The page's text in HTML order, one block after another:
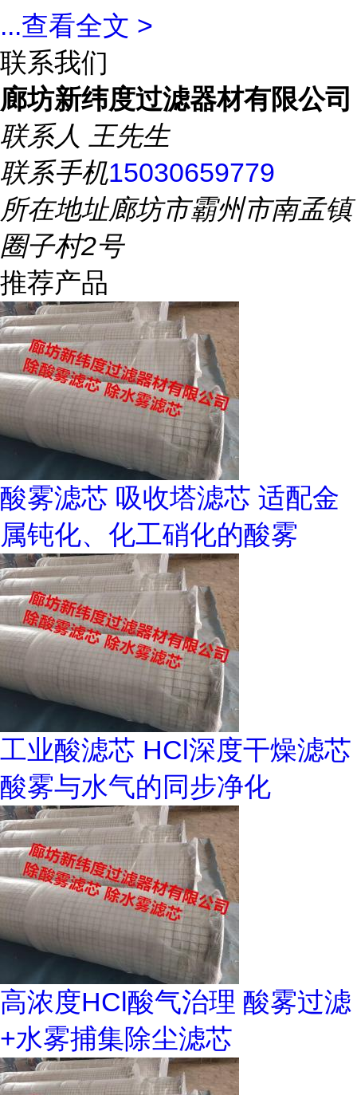
...查看全文 >
联系我们
廊坊新纬度过滤器材有限公司
联系人 王先生
联系手机15030659779
所在地址廊坊市霸州市南孟镇
圈子村2号
推荐产品
酸雾滤芯 吸收塔滤芯 适配金
属钝化、化工硝化的酸雾
工业酸滤芯 HCl深度干燥滤芯
酸雾与水气的同步净化
高浓度HCl酸气治理 酸雾过滤
+水雾捕集除尘滤芯